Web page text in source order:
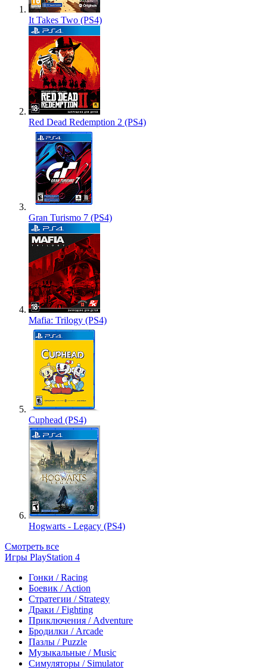
It Takes Two (PS4)
Red Dead Redemption 2 (PS4)
Gran Turismo 7 (PS4)
Mafia: Trilogy (PS4)
Cuphead (PS4)
Hogwarts - Legacy (PS4)
Смотреть все
Игры PlayStation 4
Гонки / Racing
Боевик / Action
Стратегии / Strategy
Драки / Fighting
Приключения / Adventure
Бродилки / Arcade
Пазлы / Puzzle
Музыкальные / Music
Симуляторы / Simulator